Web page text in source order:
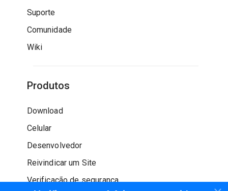
Suporte
Comunidade
Wiki
Produtos
Download
Celular
Desenvolvedor
Reivindicar um Site
Verificação de segurança